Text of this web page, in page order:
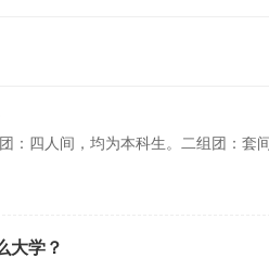
：四人间，均为本科生。‌‌‌‌‌‌二组团‌：套
大学？